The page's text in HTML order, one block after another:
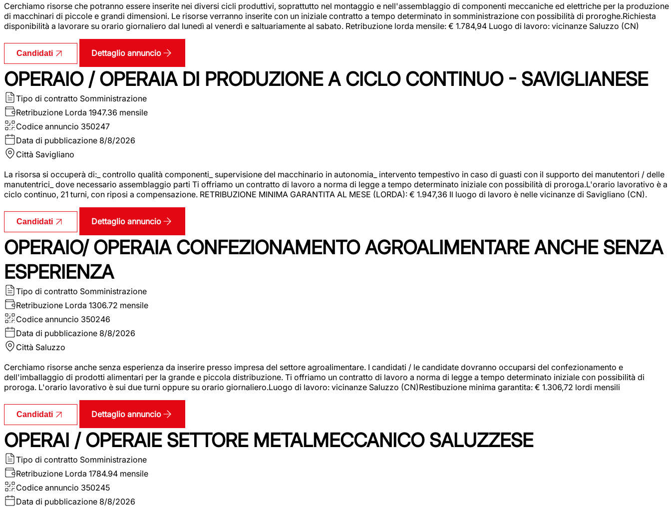
Cerchiamo risorse che potranno essere inserite nei diversi cicli produttivi, soprattutto nel montaggio e nell'assemblaggio di componenti meccaniche ed elettriche per la produzione
di macchinari di piccole e grandi dimensioni. Le risorse verranno inserite con un iniziale contratto a tempo determinato in somministrazione con possibilità di proroghe.Richiesta
disponibilità a lavorare su orario giornaliero dal lunedì al venerdì e saltuariamente al sabato. Retribuzione lorda mensile: € 1.784,94 Luogo di lavoro: vicinanze Saluzzo (CN)
Candidati Dettaglio annuncio
OPERAIO / OPERAIA DI PRODUZIONE A CICLO CONTINUO - SAVIGLIANESE
Tipo di contratto Somministrazione
Retribuzione Lorda 1947.36 mensile
Codice annuncio 350247
Data di pubblicazione 8/8/2026
Città Savigliano
La risorsa si occuperà di:_ controllo qualità componenti_ supervisione del macchinario in autonomia_ intervento tempestivo in caso di guasti con il supporto dei manutentori / delle
manutentrici_ dove necessario assemblaggio parti Ti offriamo un contratto di lavoro a norma di legge a tempo determinato iniziale con possibilità di proroga.L'orario lavorativo è a
ciclo continuo, 21 turni, con riposi a compensazione. RETRIBUZIONE MINIMA GARANTITA AL MESE (LORDA): € 1.947,36 Il luogo di lavoro è nelle vicinanze di Savigliano (CN).
Candidati Dettaglio annuncio
OPERAIO/ OPERAIA CONFEZIONAMENTO AGROALIMENTARE ANCHE SENZA
ESPERIENZA
Tipo di contratto Somministrazione
Retribuzione Lorda 1306.72 mensile
Codice annuncio 350246
Data di pubblicazione 8/8/2026
Città Saluzzo
Cerchiamo risorse anche senza esperienza da inserire presso impresa del settore agroalimentare. I candidati / le candidate dovranno occuparsi del confezionamento e
dell'imballaggio di prodotti alimentari per la grande e piccola distribuzione. Ti offriamo un contratto di lavoro a norma di legge a tempo determinato iniziale con possibilità di
proroga. L'orario lavorativo è sui due turni oppure su orario giornaliero.Luogo di lavoro: vicinanze Saluzzo (CN)Restibuzione minima garantita: € 1.306,72 lordi mensili
Candidati Dettaglio annuncio
OPERAI / OPERAIE SETTORE METALMECCANICO SALUZZESE
Tipo di contratto Somministrazione
Retribuzione Lorda 1784.94 mensile
Codice annuncio 350245
Data di pubblicazione 8/8/2026